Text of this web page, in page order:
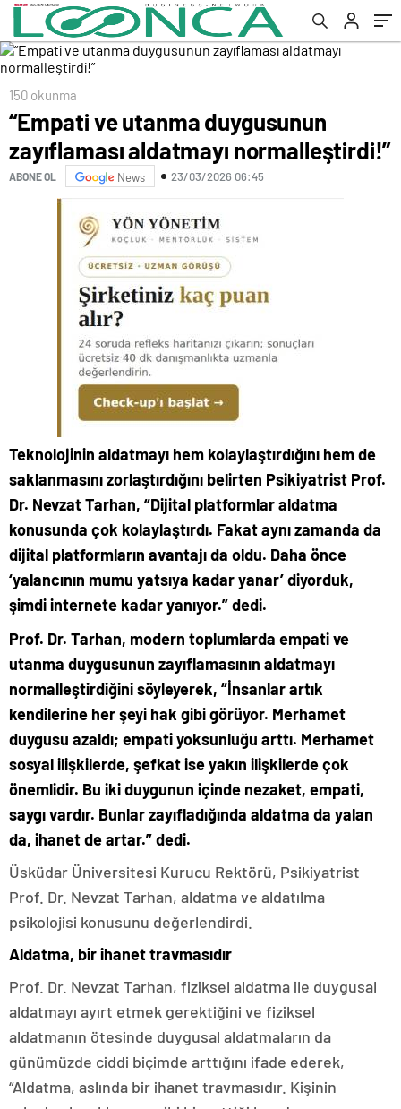
150 okunma
“Empati ve utanma duygusunun
zayıflaması aldatmayı normalleştirdi!”
ABONE OL News 23/03/2026 06:45
Teknolojinin aldatmayı hem kolaylaştırdığını hem de
saklanmasını zorlaştırdığını belirten Psikiyatrist Prof.
Dr. Nevzat Tarhan, “Dijital platformlar aldatma
konusunda çok kolaylaştırdı. Fakat aynı zamanda da
dijital platformların avantajı da oldu. Daha önce
‘yalancının mumu yatsıya kadar yanar’ diyorduk,
şimdi internete kadar yanıyor.” dedi.
Prof. Dr. Tarhan, modern toplumlarda empati ve
utanma duygusunun zayıflamasının aldatmayı
normalleştirdiğini söyleyerek, “İnsanlar artık
kendilerine her şeyi hak gibi görüyor. Merhamet
duygusu azaldı; empati yoksunluğu arttı. Merhamet
sosyal ilişkilerde, şefkat ise yakın ilişkilerde çok
önemlidir. Bu iki duygunun içinde nezaket, empati,
saygı vardır. Bunlar zayıfladığında aldatma da yalan
da, ihanet de artar.” dedi.
Üsküdar Üniversitesi Kurucu Rektörü, Psikiyatrist
Prof. Dr. Nevzat Tarhan, aldatma ve aldatılma
psikolojisi konusunu değerlendirdi.
Aldatma, bir ihanet travmasıdır
Prof. Dr. Nevzat Tarhan, fiziksel aldatma ile duygusal
aldatmayı ayırt etmek gerektiğini ve fiziksel
aldatmanın ötesinde duygusal aldatmaların da
günümüzde ciddi biçimde arttığını ifade ederek,
“Aldatma, aslında bir ihanet travmasıdır. Kişinin